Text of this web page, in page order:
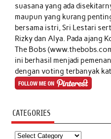
suasana yang ada
maupun yang kurang
bersama istri, Sri Lestari
Rizky dan Alya. Pada ajang
The Bobs
ini berhasil menjadi
dengan voting terbanyak
CATEGORIES
Categories